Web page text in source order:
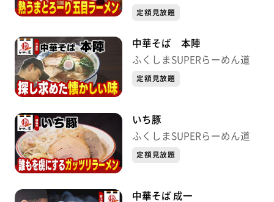
定額見放題
中華そば 本陣
ふくしまSUPERらーめん道
定額見放題
いち豚
ふくしまSUPERらーめん道
定額見放題
中華そば 成一